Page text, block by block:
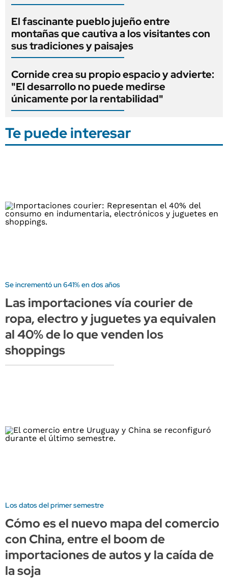
El fascinante pueblo jujeño entre
montañas que cautiva a los visitantes con
sus tradiciones y paisajes
Cornide crea su propio espacio y advierte:
"El desarrollo no puede medirse
únicamente por la rentabilidad"
Te puede interesar
Se incrementó un 641% en dos años
Las importaciones vía courier de
ropa, electro y juguetes ya equivalen
al 40% de lo que venden los
shoppings
Los datos del primer semestre
Cómo es el nuevo mapa del comercio
con China, entre el boom de
importaciones de autos y la caída de
la soja